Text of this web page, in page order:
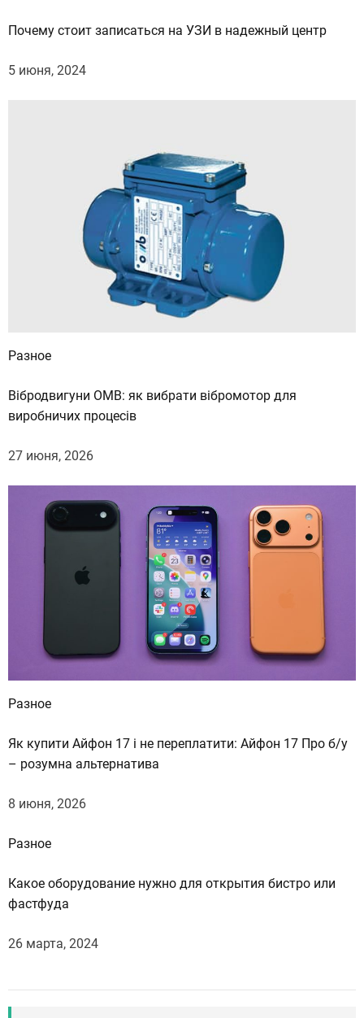
Почему стоит записаться на УЗИ в надежный центр
5 июня, 2024
Разное
Вібродвигуни OMB: як вибрати вібромотор для
виробничих процесів
27 июня, 2026
Разное
Як купити Айфон 17 і не переплатити: Айфон 17 Про б/у
– розумна альтернатива
8 июня, 2026
Разное
Какое оборудование нужно для открытия бистро или
фастфуда
26 марта, 2024